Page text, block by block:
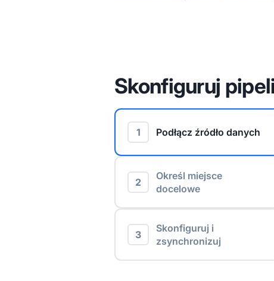
Skonfiguruj
1 Podłącz źródło danych
2
Określ miejsce
docelowe
3
Skonfiguruj i
zsynchronizuj